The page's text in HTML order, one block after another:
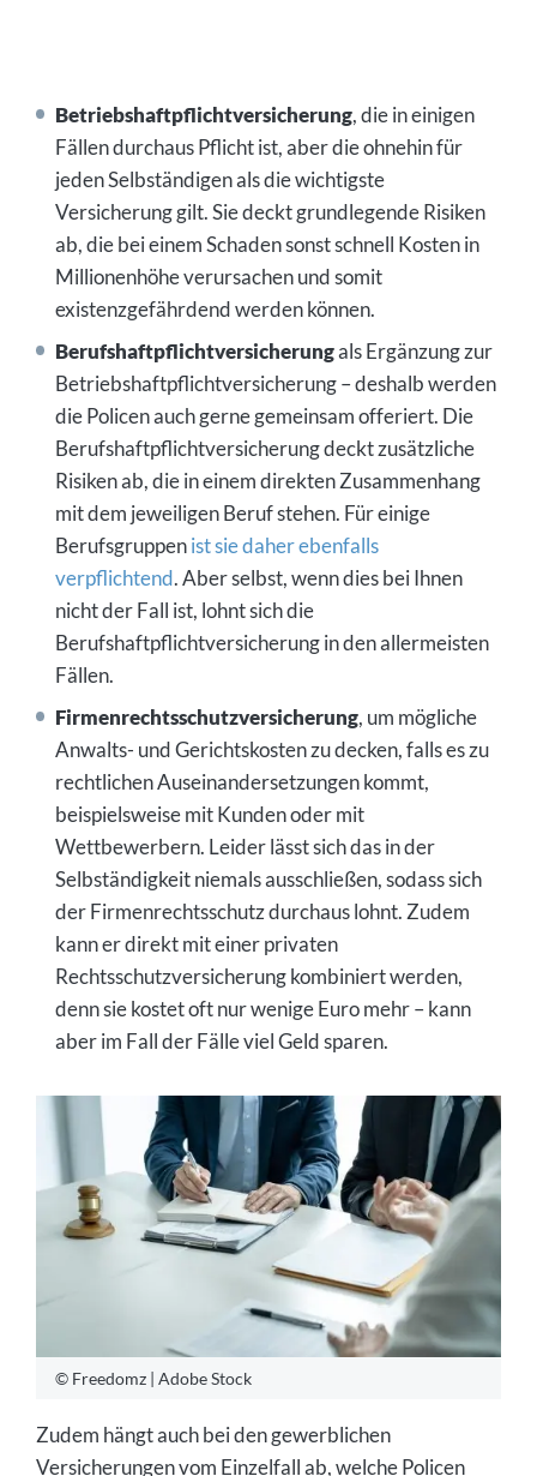
Betriebshaftpflichtversicherung, die in einigen
Fällen durchaus Pflicht ist, aber die ohnehin für
jeden Selbständigen als die wichtigste
Versicherung gilt. Sie deckt grundlegende Risiken
ab, die bei einem Schaden sonst schnell Kosten in
Millionenhöhe verursachen und somit
existenzgefährdend werden können.
Berufshaftpflichtversicherungals Ergänzung zur
Betriebshaftpflichtversicherung – deshalb werden
die Policen auch gerne gemeinsam offeriert. Die
Berufshaftpflichtversicherung deckt zusätzliche
Risiken ab, die in einem direkten Zusammenhang
mit dem jeweiligen Beruf stehen. Für einige
Berufsgruppenist sie daher ebenfalls
verpflichtend. Aber selbst, wenn dies bei Ihnen
nicht der Fall ist, lohnt sich die
Berufshaftpflichtversicherung in den allermeisten
Fällen.
Firmenrechtsschutzversicherung, um mögliche
Anwalts- und Gerichtskosten zu decken, falls es zu
rechtlichen Auseinandersetzungen kommt,
beispielsweise mit Kunden oder mit
Wettbewerbern. Leider lässt sich das in der
Selbständigkeit niemals ausschließen, sodass sich
der Firmenrechtsschutz durchaus lohnt. Zudem
kann er direkt mit einer privaten
Rechtsschutzversicherung kombiniert werden,
denn sie kostet oft nur wenige Euro mehr – kann
aber im Fall der Fälle viel Geld sparen.
© Freedomz | Adobe Stock
Zudem hängt auch bei den gewerblichen
Versicherungen vom Einzelfall ab, welche Policen